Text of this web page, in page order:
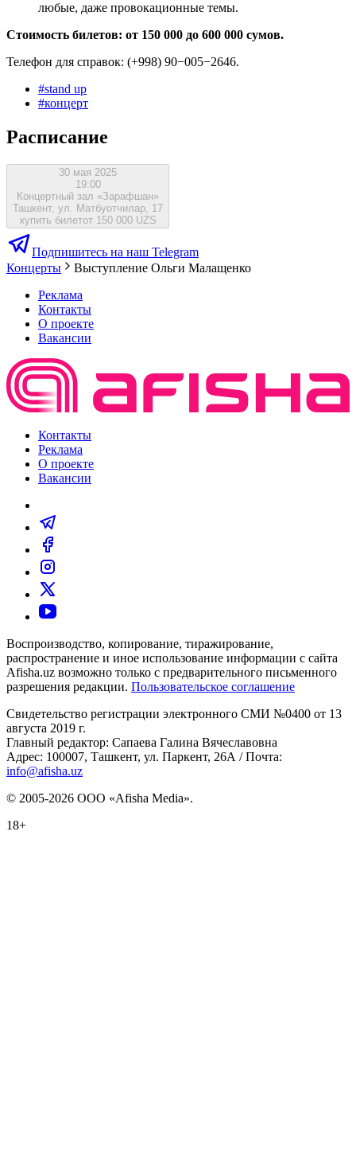
любые, даже провокационные темы.
Стоимость билетов: от 150 000 до 600 000 сумов.
Телефон для справок: (+998) 90−005−2646.
#stand up
#концерт
Расписание
30 мая 2025
19:00
Концертный зал «Зарафшан»
Ташкент, ул. Матбуотчилар, 17
купить билетот 150 000 UZS
Подпишитесь на наш Telegram
Концерты
Выступление Ольги Малащенко
Реклама
Контакты
О проекте
Вакансии
Контакты
Реклама
О проекте
Вакансии
Воспроизводство, копирование, тиражирование,
распространение и иное использование информации с сайта
Afisha.uz возможно только с предварительного письменного
разрешения редакции. Пользовательское соглашение
Свидетельство регистрации электронного СМИ №0400 от 13
августа 2019 г.
Главный редактор: Сапаева Галина Вячеславовна
Адрес: 100007, Ташкент, ул. Паркент, 26А / Почта:
info@afisha.uz
© 2005-2026 ООО «Afisha Media».
18+